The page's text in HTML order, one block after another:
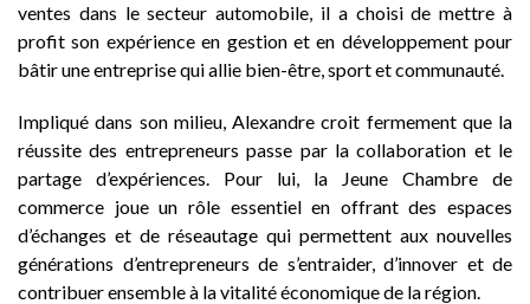
ventes dans le secteur automobile, il a choisi de mettre à
profit son expérience en gestion et en développement pour
bâtir une entreprise qui allie bien-être, sport et communauté.
Impliqué dans son milieu, Alexandre croit fermement que la
réussite des entrepreneurs passe par la collaboration et le
partage d’expériences. Pour lui, la Jeune Chambre de
commerce joue un rôle essentiel en offrant des espaces
d’échanges et de réseautage qui permettent aux nouvelles
générations d’entrepreneurs de s’entraider, d’innover et de
contribuer ensemble à la vitalité économique de la région.